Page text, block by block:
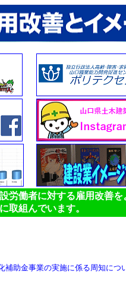
労働者に対する雇用改善
取組んでいます。
補助金事業の実施に係る周知につ